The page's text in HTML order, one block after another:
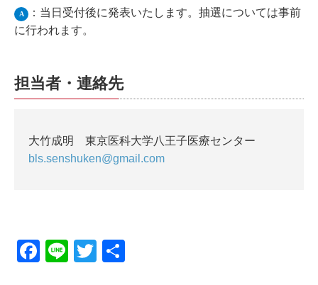
A
：当日受付後に発表いたします。抽選については事前
に行われます。
担当者・連絡先
大竹成明 東京医科大学八王子医療センター
bls.senshuken@gmail.com
F
Li
T